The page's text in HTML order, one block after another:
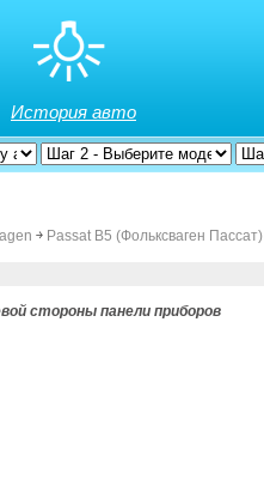
История авто
￫ Passat B5 (Фольксваген Пассат)
стороны панели приборов